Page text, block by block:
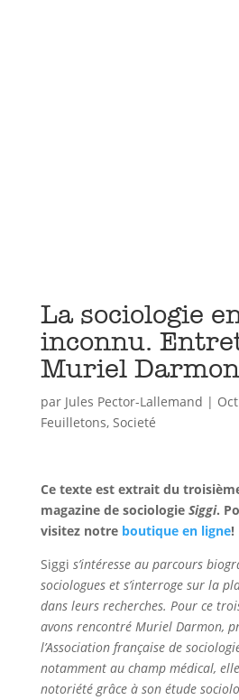
La sociologie
inconnu.
Muriel Darmon
par Jules Pector-Lallemand |
Feuilletons, Societé
Ce texte est extrait du
magazine de sociologie Siggi.
visitez notre boutique en ligne!
Siggi s’intéresse au parcours
sociologues et s’interroge sur la
dans leurs recherches. Pour ce
avons rencontré Muriel Darmon,
l’Association française de
notamment au champ médical,
notoriété grâce à son étude